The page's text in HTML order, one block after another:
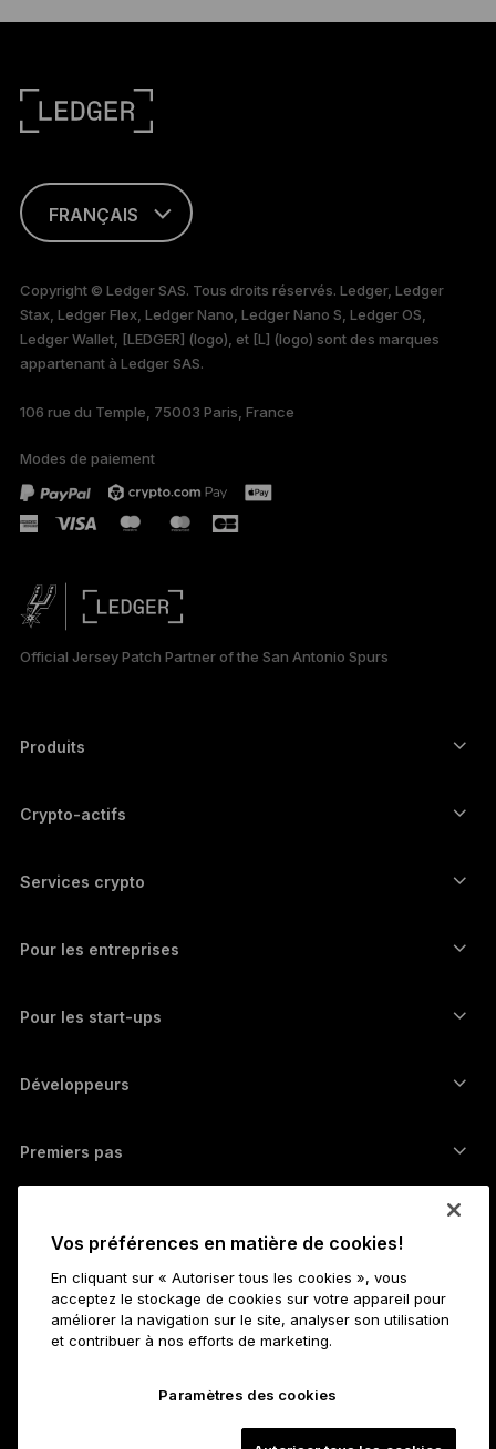
FRANÇAIS
TÜRKÇE
DEUTSCH
PORTUGUÊS
ESPAÑOL
РУССКИЙ
日本語
Copyright © Ledger SAS. Tous droits réservés. Ledger, Ledger
Stax, Ledger Flex, Ledger Nano, Ledger Nano S, Ledger OS,
Ledger Wallet, [LEDGER] (logo), et [L] (logo) sont des marques
appartenant à Ledger SAS.
106 rue du Temple, 75003 Paris, France
Modes de paiement
Official Jersey Patch Partner of the San Antonio Spurs
Produits
Hardware Wallet
Ledger Stax
Ledger Nano Classics
Bundles
Tous les produits
Crypto-actifs
Wallet Ethereum
Wallet Cardano
Wallet Monero
Découvrir tous les actifs
Services crypto
Achetez des cryptos
Échangez des cryptos
Pour les entreprises
Pour les start-ups
Développeurs
Premiers pas
Comment acheter des bitcoins
Hardware wallet Bitcoin
Assistance
Programme Bounty
Dossier média de Ledger
Affiliés
Carrières
Travailler chez Ledger
Toutes les offres d’emploi
Vos préférences en matière de cookies!
En cliquant sur « Autoriser tous les cookies », vous
acceptez le stockage de cookies sur votre appareil pour
améliorer la navigation sur le site, analyser son utilisation
et contribuer à nos efforts de marketing.
Paramètres des cookies